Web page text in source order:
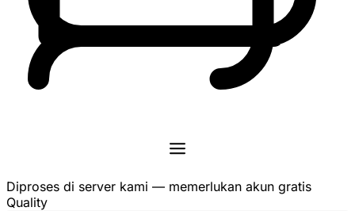
Diproses di server kami — memerlukan akun gratis
Quality